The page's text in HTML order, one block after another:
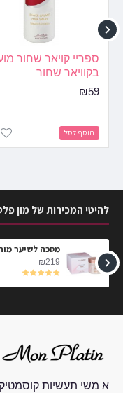
ספריי קויאר שחור
בקוויאר שחור
₪59
הוסף לסל
להיטי המכירות של מון
₪219
א משי תעשיות